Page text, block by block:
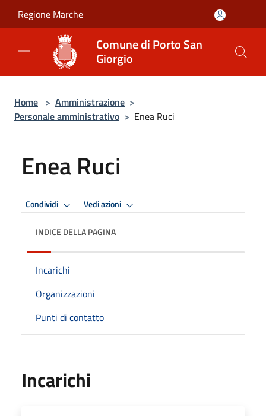
Regione Marche
Comune di Porto San
Giorgio
Home > Amministrazione >
Personale amministrativo > Enea Ruci
Enea Ruci
Condividi Vedi azioni
INDICE DELLA PAGINA
Incarichi
Organizzazioni
Punti di contatto
Incarichi